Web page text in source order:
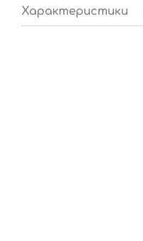
Характеристики